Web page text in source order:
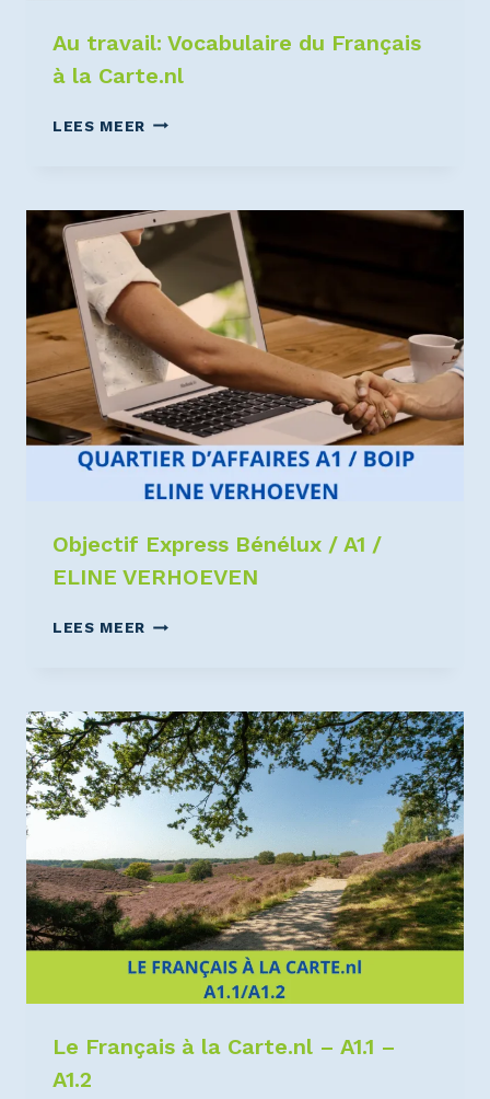
Au travail: Vocabulaire du Français
à la Carte.nl
LEES MEER
Objectif Express Bénélux / A1 /
ELINE VERHOEVEN
LEES MEER
Le Français à la Carte.nl – A1.1 –
A1.2